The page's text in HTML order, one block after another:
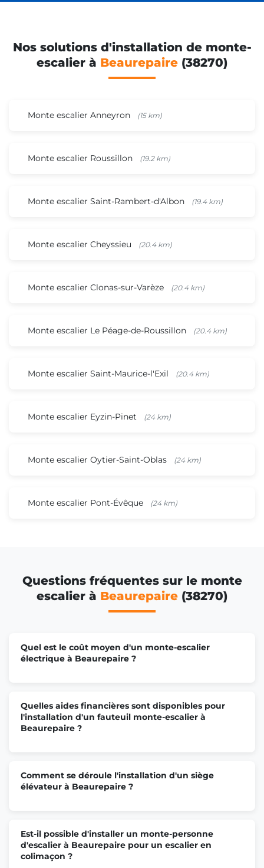
Nos solutions d'installation de monte-
escalier à Beaurepaire (38270)
Monte escalier Anneyron (15 km)
Monte escalier Roussillon (19.2 km)
Monte escalier Saint-Rambert-d'Albon (19.4 km)
Monte escalier Cheyssieu (20.4 km)
Monte escalier Clonas-sur-Varèze (20.4 km)
Monte escalier Le Péage-de-Roussillon (20.4 km)
Monte escalier Saint-Maurice-l'Exil (20.4 km)
Monte escalier Eyzin-Pinet (24 km)
Monte escalier Oytier-Saint-Oblas (24 km)
Monte escalier Pont-Évêque (24 km)
Questions fréquentes sur le monte
escalier à Beaurepaire (38270)
Quel est le coût moyen d'un monte-escalier
électrique à Beaurepaire ?
Quelles aides financières sont disponibles pour
l'installation d'un fauteuil monte-escalier à
Beaurepaire ?
Comment se déroule l'installation d'un siège
élévateur à Beaurepaire ?
Est-il possible d'installer un monte-personne
d'escalier à Beaurepaire pour un escalier en
colimaçon ?